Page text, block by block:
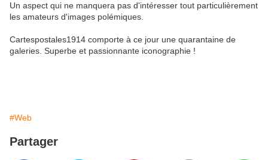
Un aspect qui ne manquera pas d'intéresser tout particulièrement
les amateurs d'images polémiques.
Cartespostales1914 comporte à ce jour une quarantaine de
galeries. Superbe et passionnante iconographie !
#Web
Partager